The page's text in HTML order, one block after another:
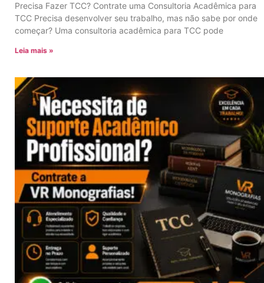
Precisa Fazer TCC? Contrate uma Consultoria Acadêmica para
TCC Precisa desenvolver seu trabalho, mas não sabe por onde
começar? Uma consultoria acadêmica para TCC pode
Leia mais »